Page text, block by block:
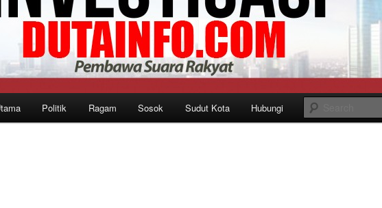
Politik Ragam Sosok Sudut Kota Hubungi